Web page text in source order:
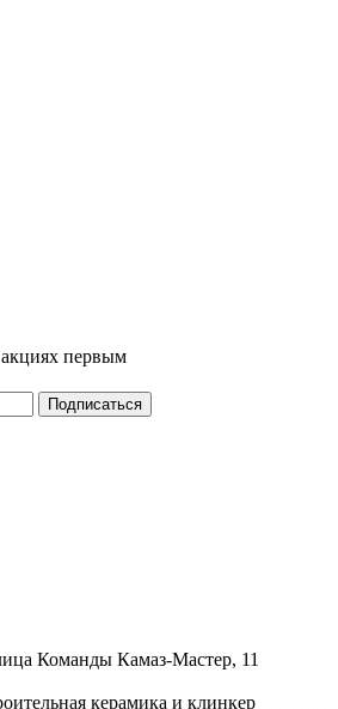
первым
Команды Камаз-Мастер, 11
керамика и клинкер